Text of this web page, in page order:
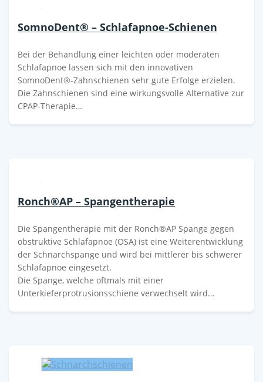
SomnoDent® – Schlafapnoe-Schienen
Bei der Behandlung einer leichten oder moderaten
Schlafapnoe lassen sich mit den innovativen
SomnoDent®-Zahnschienen sehr gute Erfolge erzielen.
Die Zahnschienen sind eine wirkungsvolle Alternative zur
CPAP-Therapie…
Ronch®AP – Spangentherapie
Die Spangentherapie mit der Ronch®AP Spange gegen
obstruktive Schlafapnoe (OSA) ist eine Weiterentwicklung
der Schnarchspange und wird bei mittlerer bis schwerer
Schlafapnoe eingesetzt.
Die Spange, welche oftmals mit einer
Unterkieferprotrusionsschiene verwechselt wird…